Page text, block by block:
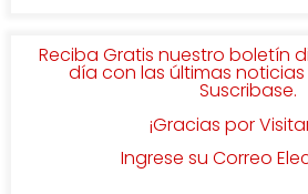
Reciba Gratis nuestro boletín
día con las últimas
Suscribase.
¡Gracias por
Ingrese su Correo